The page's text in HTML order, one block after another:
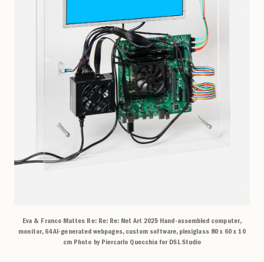
Eva & Franco Mattes Re: Re: Re: Net Art 2025 Hand-assembled computer,
monitor, 64 AI-generated webpages, custom software, plexiglass 80 x 60 x 10
cm Photo by Piercarlo Quecchia for DSL Studio